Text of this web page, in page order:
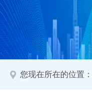
您现在所在的位置：